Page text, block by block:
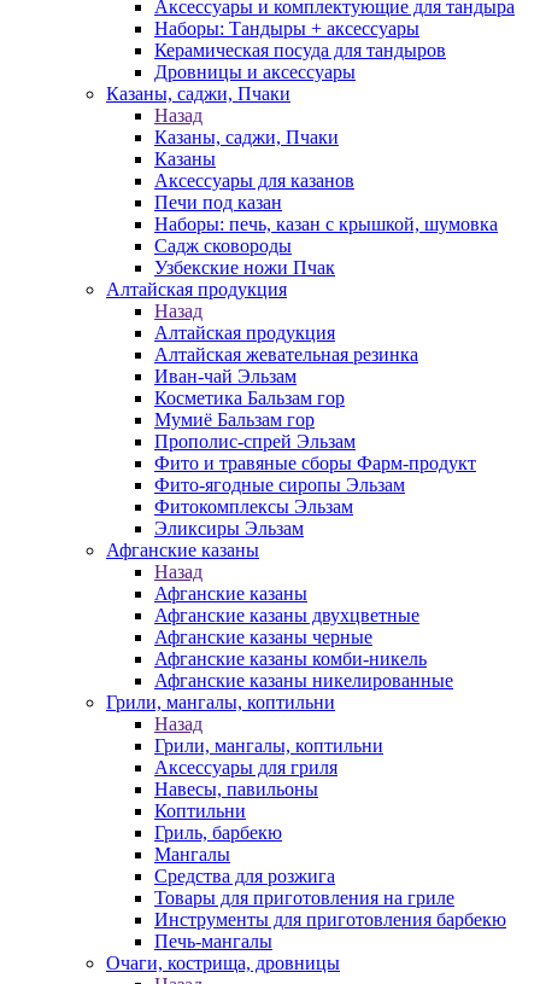
Аксессуары и комплектующие для тандыра
Наборы: Тандыры + аксессуары
Керамическая посуда для тандыров
Дровницы и аксессуары
Казаны, саджи, Пчаки
Назад
Казаны, саджи, Пчаки
Казаны
Аксессуары для казанов
Печи под казан
Наборы: печь, казан с крышкой, шумовка
Садж сковороды
Узбекские ножи Пчак
Алтайская продукция
Назад
Алтайская продукция
Алтайская жевательная резинка
Иван-чай Эльзам
Косметика Бальзам гор
Мумиё Бальзам гор
Прополис-спрей Эльзам
Фито и травяные сборы Фарм-продукт
Фито-ягодные сиропы Эльзам
Фитокомплексы Эльзам
Эликсиры Эльзам
Афганские казаны
Назад
Афганские казаны
Афганские казаны двухцветные
Афганские казаны черные
Афганские казаны комби-никель
Афганские казаны никелированные
Грили, мангалы, коптильни
Назад
Грили, мангалы, коптильни
Аксессуары для гриля
Навесы, павильоны
Коптильни
Гриль, барбекю
Мангалы
Средства для розжига
Товары для приготовления на гриле
Инструменты для приготовления барбекю
Печь-мангалы
Очаги, кострища, дровницы